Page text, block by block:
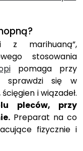
z marihuaną”,
stosowania
pomaga przy
sprawdzi się w
i wiązadeł.
pleców, przy
Preparat na co
fizycznie i